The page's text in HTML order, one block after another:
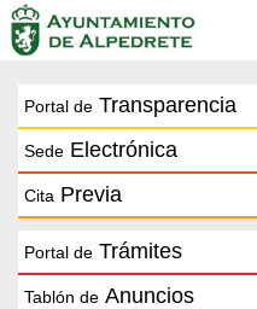
Portal de Transparencia
Sede Electrónica
Cita Previa
Portal de Trámites
Tablón de Anuncios